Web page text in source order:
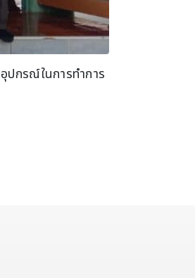
ปกรณ์ในการทำการ